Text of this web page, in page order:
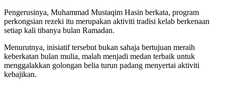
Pengerusinya, Muhammad Mustaqim Hasin berkata, program
perkongsian rezeki itu merupakan aktiviti tradisi kelab berkenaan
setiap kali tibanya bulan Ramadan.
Menurutnya, inisiatif tersebut bukan sahaja bertujuan meraih
keberkatan bulan mulia, malah menjadi medan terbaik untuk
menggalakkan golongan belia turun padang menyertai aktiviti
kebajikan.